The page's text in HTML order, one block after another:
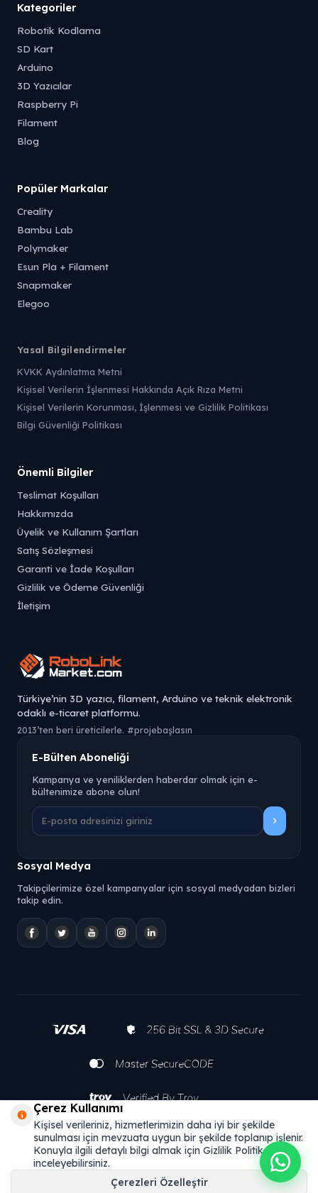
Kategoriler
Robotik Kodlama
SD Kart
Arduino
3D Yazıcılar
Raspberry Pi
Filament
Blog
Popüler Markalar
Creality
Bambu Lab
Polymaker
Esun Pla + Filament
Snapmaker
Elegoo
Yasal Bilgilendirmeler
KVKK Aydınlatma Metni
Kişisel Verilerin İşlenmesi Hakkında Açık Rıza Metni
Kişisel Verilerin Korunması, İşlenmesi ve Gizlilik Politikası
Bilgi Güvenliği Politikası
Önemli Bilgiler
Teslimat Koşulları
Hakkımızda
Üyelik ve Kullanım Şartları
Satış Sözleşmesi
Garanti ve İade Koşulları
Gizlilik ve Ödeme Güvenliği
İletişim
Türkiye’nin 3D yazıcı, filament, Arduino ve teknik elektronik
odaklı e-ticaret platformu.
2013’ten beri üreticilerle. #projebaşlasın
E-Bülten Aboneliği
Kampanya ve yeniliklerden haberdar olmak için e-
bültenimize abone olun!
Sosyal Medya
Takipçilerimize özel kampanyalar için sosyal medyadan bizleri
takip edin.
Çerez Kullanımı
Kişisel verileriniz, hizmetlerimizin daha iyi bir şekilde
sunulması için mevzuata uygun bir şekilde toplanıp işlenir.
Konuyla ilgili detaylı bilgi almak için Gizlilik Politikamızı
inceleyebilirsiniz.
Çerezleri Özelleştir